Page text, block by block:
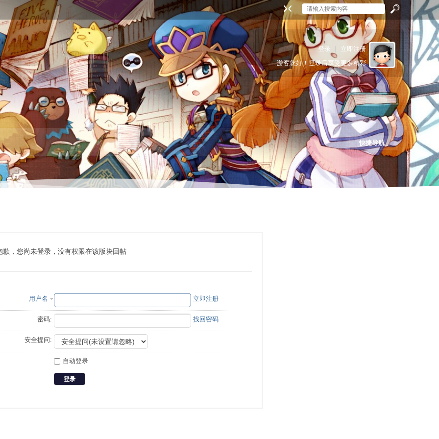
索
登录
立即注册
游客您好！登录后享受更多精彩
快捷导航
歉，您尚未登录，没有权限在该版块回帖
用户名 立即注册
密码: 找回密码
安全提问:
自动登录
登录